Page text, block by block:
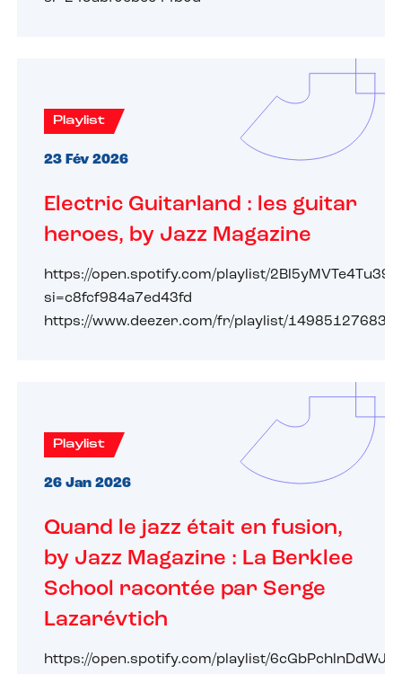
Playlist
23 Fév 2026
Electric Guitarland : les guitar
heroes, by Jazz Magazine
https://open.spotify.com/playlist/
si=c8fcf984a7ed43fd
https://www.deezer.com/fr/playlist/14985127683
Playlist
26 Jan 2026
Quand le jazz était en fusion,
by Jazz Magazine : La Berklee
School racontée par Serge
Lazarévtich
https://open.spotify.com/playlist/